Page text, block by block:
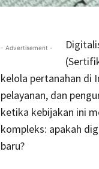
- Advertisement -
kelola pertanahan di
pelayanan, dan
ketika kebijakan ini
kompleks: apakah
baru?